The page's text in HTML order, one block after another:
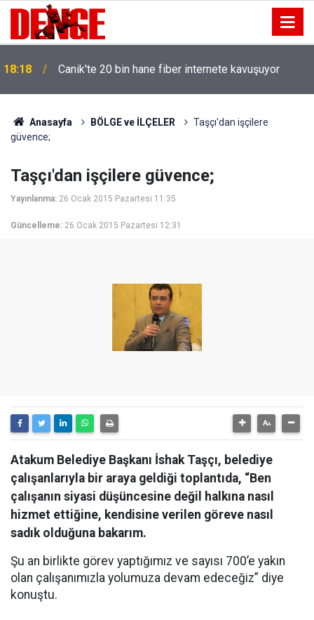
18:18 Canik'te 20 bin hane fiber internete kavuşuyor
Anasayfa BÖLGE ve İLÇELER
Taşçı'dan işçilere
güvence;
Taşçı'dan işçilere güvence;
Yayınlanma: 26 Ocak 2015 Pazartesi 11:35
Güncelleme: 26 Ocak 2015 Pazartesi 12:31
Atakum Belediye Başkanı İshak Taşçı, belediye
çalışanlarıyla bir araya geldiği toplantıda, “Ben
çalışanın siyasi düşüncesine değil halkına nasıl
hizmet ettiğine, kendisine verilen göreve nasıl
sadık olduğuna bakarım.
Şu an birlikte görev yaptığımız ve sayısı 700’e yakın
olan çalışanımızla yolumuza devam edeceğiz” diye
konuştu.